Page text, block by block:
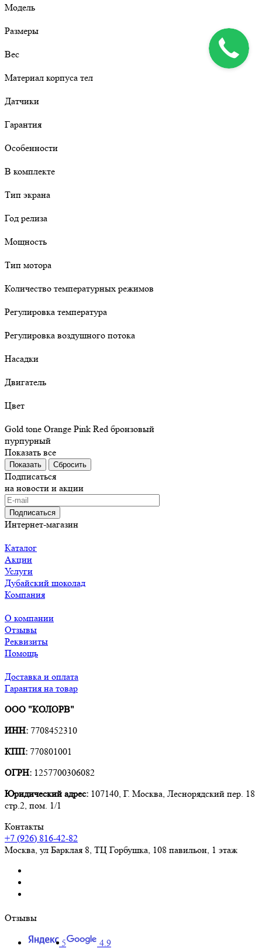
Модель
Размеры
Вес
Материал корпуса тел
Датчики
Гарантия
Особенности
В комплекте
Тип экрана
Год релиза
Мощность
Тип мотора
Количество температурных режимов
Регулировка температура
Регулировка воздушного потока
Насадки
Двигатель
Цвет
Gold tone Orange Pink Red бронзовый
пурпурный
Показать все
Сбросить
Подписаться
на новости и акции
Подписаться
Интернет-магазин
Каталог
Акции
Услуги
Дубайский шоколад
Компания
О компании
Отзывы
Реквизиты
Помощь
Доставка и оплата
Гарантия на товар
ООО "КОЛОРВ"
ИНН: 7708452310
КПП: 770801001
ОГРН: 1257700306082
Юридический адрес: 107140, Г. Москва, Леснорядский пер. 18
стр.2, пом. 1/1
Контакты
+7 (926) 816-42-82
Москва, ул Барклая 8, ТЦ Горбушка, 108 павильон, 1 этаж
Отзывы
5 4.9